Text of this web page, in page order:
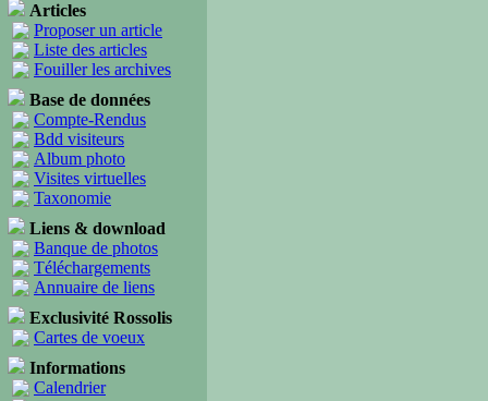
Articles
Proposer un article
Liste des articles
Fouiller les archives
Base de données
Compte-Rendus
Bdd visiteurs
Album photo
Visites virtuelles
Taxonomie
Liens & download
Banque de photos
Téléchargements
Annuaire de liens
Exclusivité Rossolis
Cartes de voeux
Informations
Calendrier